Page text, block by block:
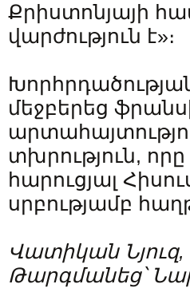
Քրիստոնյայի
վարժություն է»։
մեջբերեց
տխրություն, որը
հարուցյալ
սրբությամբ
Վատիկան
Թարգմանեց՝